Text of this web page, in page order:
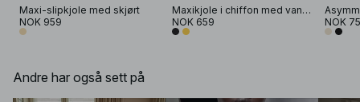
Maxi-slipkjole med skjørt
NOK 959
Maxikjole i chiffon med vannfallseffekt og skjerf
NOK 659
NOK
Andre har også sett på